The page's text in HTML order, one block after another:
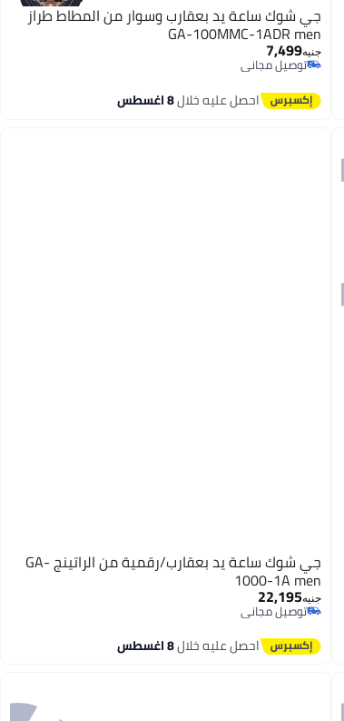
جي شوك ساعة يد بعقارب وسوار من المطاط طراز
GA-100MMC-1ADR men
جنيه7,499
توصيل مجاني
توصيل مجاني
احصل عليه خلال8 اغسطس
جي شوك ساعة يد بعقارب/رقمية من الراتينج GA-
1000-1A men
جنيه22,195
توصيل مجاني
توصيل مجاني
احصل عليه خلال8 اغسطس